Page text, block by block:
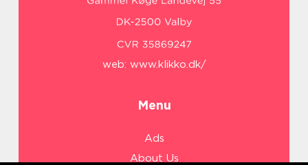
web: www.klikko.dk/
Menu
Ads
About Us